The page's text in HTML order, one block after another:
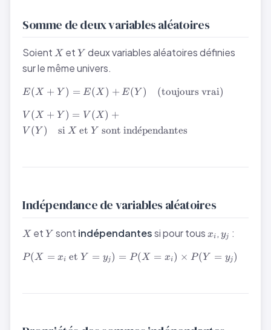
Somme de deux variables aléatoires
Soient X
X etY
Y deux variables aléatoires définies
sur le même univers.
E(X + Y) =
E(X) + E(Y)
\quad
\text{(toujours
vrai)}
E(X + Y ) = E(X ) + E(Y )
(toujours vrai)
V(X + Y) =
V(X) + V(Y)
\quad \text{si
V (X + Y ) = V (X) +
V (Y ) si X etY sont inde
ˊpendantes
Indépendance de variables aléatoires
X
X etY
Y sont indépendantessi pour tousx_i
xi ,y_j
yj :
P(X =
x_i
= x_i)
P(X = xi etY = yj) = P(X = xi) × P(Y = yj)